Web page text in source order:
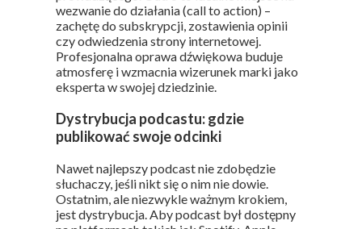
wezwanie do działania (call to action) –
zachętę do subskrypcji, zostawienia opinii
czy odwiedzenia strony internetowej.
Profesjonalna oprawa dźwiękowa buduje
atmosferę i wzmacnia wizerunek marki jako
eksperta w swojej dziedzinie.
Dystrybucja podcastu: gdzie
publikować swoje odcinki
Nawet najlepszy podcast nie zdobędzie
słuchaczy, jeśli nikt się o nim nie dowie.
Ostatnim, ale niezwykle ważnym krokiem,
jest dystrybucja. Aby podcast był dostępny